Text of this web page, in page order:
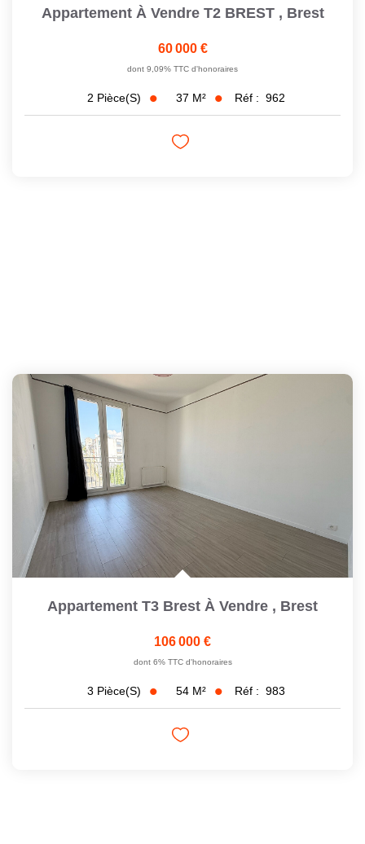
Appartement À Vendre T2 BREST , Brest
60 000 €
dont 9,09% TTC d'honoraires
2 Pièce(s) 37 M² Réf : 962
Appartement T3 Brest À Vendre , Brest
106 000 €
dont 6% TTC d'honoraires
3 Pièce(s) 54 M² Réf : 983